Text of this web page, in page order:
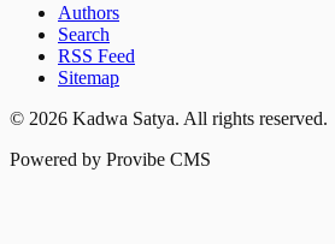
Authors
Search
RSS Feed
Sitemap
© 2026 Kadwa Satya. All rights reserved.
Powered by Provibe CMS